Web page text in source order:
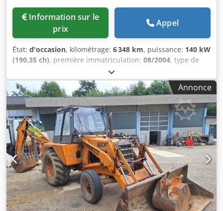
prix
Appel
État: d'occasion, kilométrage: 6 348 km, puissance: 140 kW
(190,35 ch), première immatriculation: 08/2004, type de
, Année de construction:
Case Modèle : MXM190 / Samson Citerne à vide 8000 L
Année : 2004 État : Bon Numéro de série : ACM231045 Réf.
: 8084 Dcedpjynq Dbsfx Aqtjk Date d’immatriculation :
Puissance moteur : 190 ch Heures : 6348 Boîte de vitesses :
Powershift intégral 19+6 Réservoir diesel : 1 Capacité du
réservoir : 400 L Radio : ? Siège pneumatique : ? Freins :
Freins à disque à bain d’huile Dimension des pneus :
600/65R25 + 650/75R38 - 520/70R34 % usure pneus restant
: 60% 90% - 40% Coffre à outils : ? Système hydraulique : ?
Fabricant de la citerne : Samson Capacité citerne : 8000 L
Pompe haute pression : 2 x HPP Capacité haute pression :
122 l/min - 130 bar Pompe à vide : Samson Télécommande
: ?
Annonce